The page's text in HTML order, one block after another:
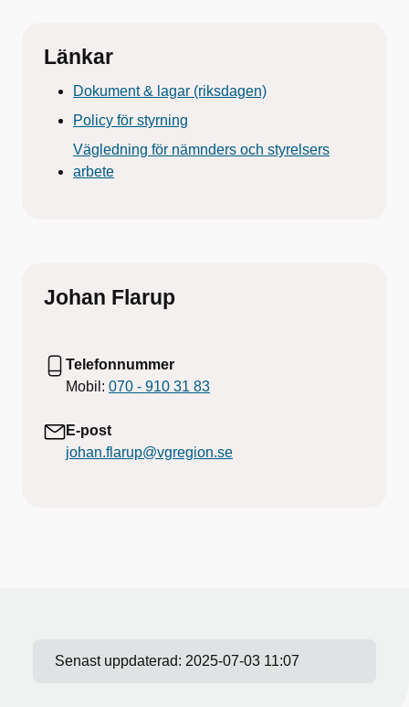
Länkar
Dokument & lagar (riksdagen)
Policy för styrning
Vägledning för nämnders och styrelsers
arbete
Johan Flarup
Telefonnummer
Mobil: 070 - 910 31 83
E-post
johan.flarup@vgregion.se
Senast uppdaterad: 2025-07-03 11:07